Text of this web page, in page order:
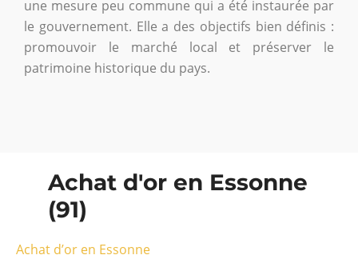
une mesure peu commune qui a été instaurée par
le gouvernement. Elle a des objectifs bien définis :
promouvoir le marché local et préserver le
patrimoine historique du pays.
Achat d'or en Essonne
(91)
Achat d’or en Essonne